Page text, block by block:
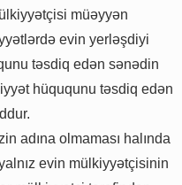
müəyyən
evin yerləşdiyi
təsdiq edən sənədin
hüququnu təsdiq edən
adına olmaması halında
evin mülkiyyətçisinin